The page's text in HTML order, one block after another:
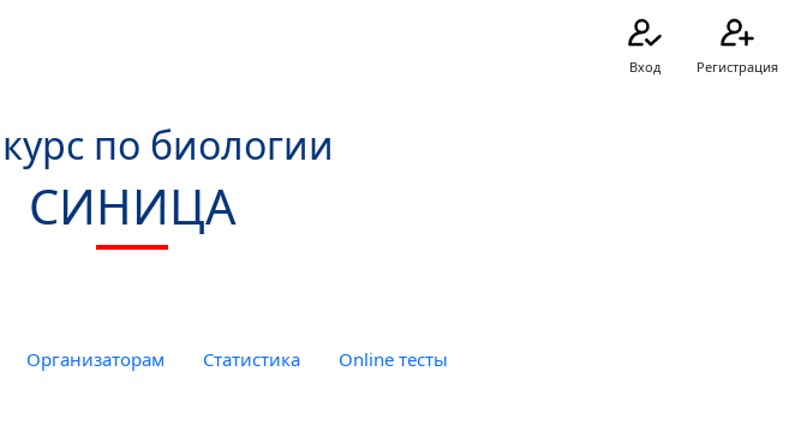
Вход Регистрация
по биологии
СИНИЦА
Организаторам Статистика Online тесты